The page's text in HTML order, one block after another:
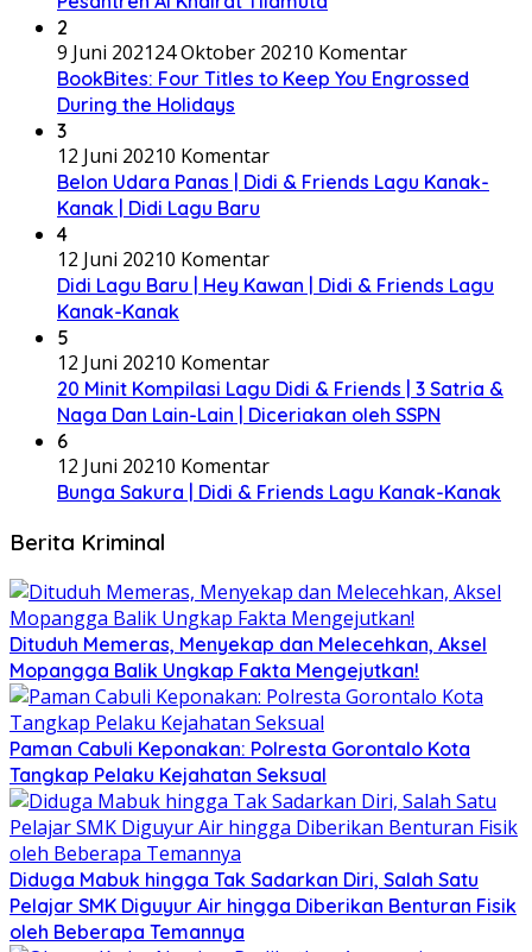
2
9 Juni 202124 Oktober 20210 Komentar
BookBites: Four Titles to Keep You Engrossed
During the Holidays
3
12 Juni 20210 Komentar
Belon Udara Panas | Didi & Friends Lagu Kanak-
Kanak | Didi Lagu Baru
4
12 Juni 20210 Komentar
Didi Lagu Baru | Hey Kawan | Didi & Friends Lagu
Kanak-Kanak
5
12 Juni 20210 Komentar
20 Minit Kompilasi Lagu Didi & Friends | 3 Satria &
Naga Dan Lain-Lain | Diceriakan oleh SSPN
6
12 Juni 20210 Komentar
Bunga Sakura | Didi & Friends Lagu Kanak-Kanak
Berita Kriminal
Dituduh Memeras, Menyekap dan Melecehkan, Aksel
Mopangga Balik Ungkap Fakta Mengejutkan!
Paman Cabuli Keponakan: Polresta Gorontalo Kota
Tangkap Pelaku Kejahatan Seksual
Diduga Mabuk hingga Tak Sadarkan Diri, Salah Satu
Pelajar SMK Diguyur Air hingga Diberikan Benturan Fisik
oleh Beberapa Temannya